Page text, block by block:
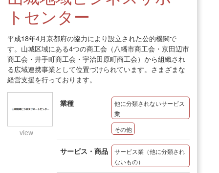
トセンター
平成18年4月京都府の協力により設立された公的機関で
す。山城区域にある4つの商工会（八幡市商工会・京田辺市
商工会・井手町商工会・宇治田原町商工会）から組織され
る広域連携事業として位置づけられています。さまざまな
経営支援を行っております。
view
業種
他に分類されないサービス
業
その他
サービス・商品
サービス業（他に分類され
ないもの）